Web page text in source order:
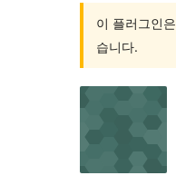
이 플러그인은
습니다.